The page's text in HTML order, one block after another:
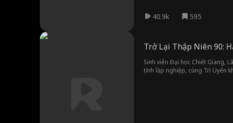
40.9k 595
Trở Lại Thập Niên 90:
Sinh viên Đại học Chiết Giang,
tỉnh lập nghiệp, cùng Trì Uyển